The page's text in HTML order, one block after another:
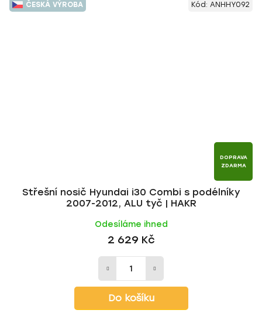
ČESKÁ VÝROBA
DOPRAVA
ZDARMA
Střešní nosič Hyundai i30 Combi s podélníky
2007-2012, ALU tyč | HAKR
Odesíláme ihned
2 629 Kč
Do košíku
Kód: ANHHY092